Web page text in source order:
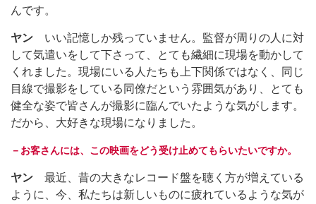
んです。
ヤン いい記憶しか残っていません。監督が周りの人に対
して気遣いをして下さって、とても繊細に現場を動かして
くれました。現場にいる人たちも上下関係ではなく、同じ
目線で撮影をしている同僚だという雰囲気があり、とても
健全な姿で皆さんが撮影に臨んでいたような気がします。
だから、大好きな現場になりました。
－お客さんには、この映画をどう受け止めてもらいたいですか。
ヤン 最近、昔の大きなレコード盤を聴く方が増えている
ように、今、私たちは新しいものに疲れているような気が